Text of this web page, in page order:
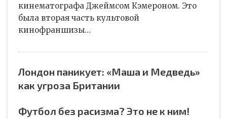
кинематографа Джеймсом Кэмероном. Это
была вторая часть культовой
кинофраншизы…
Лондон паникует: «Маша и Медведь»
как угроза Британии
Футбол без расизма? Это не к ним!